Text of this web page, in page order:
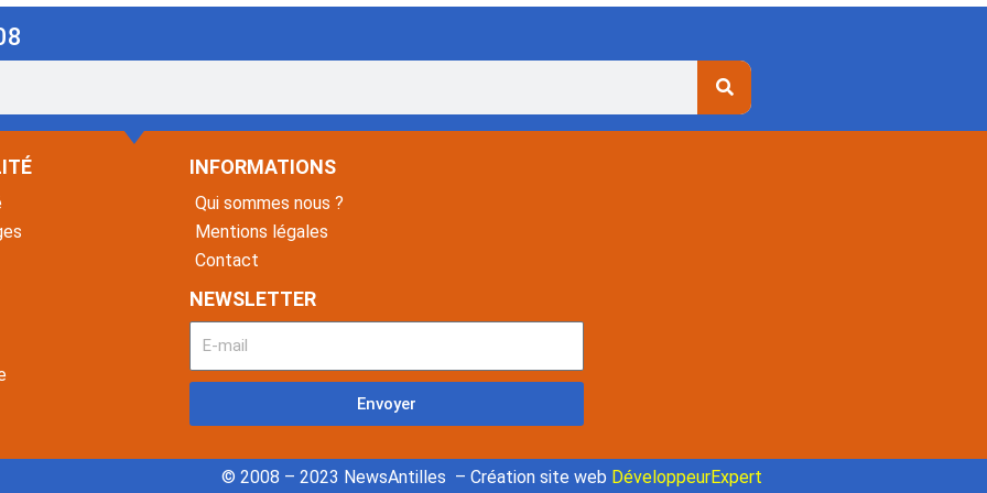
INFORMATIONS
Qui sommes nous ?
Mentions légales
Contact
NEWSLETTER
Envoyer
© 2008 – 2023 NewsAntilles – Création site web DéveloppeurExpert